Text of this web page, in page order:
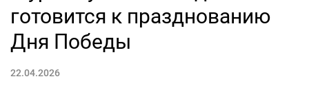
готовится к празднованию
Дня Победы
22.04.2026